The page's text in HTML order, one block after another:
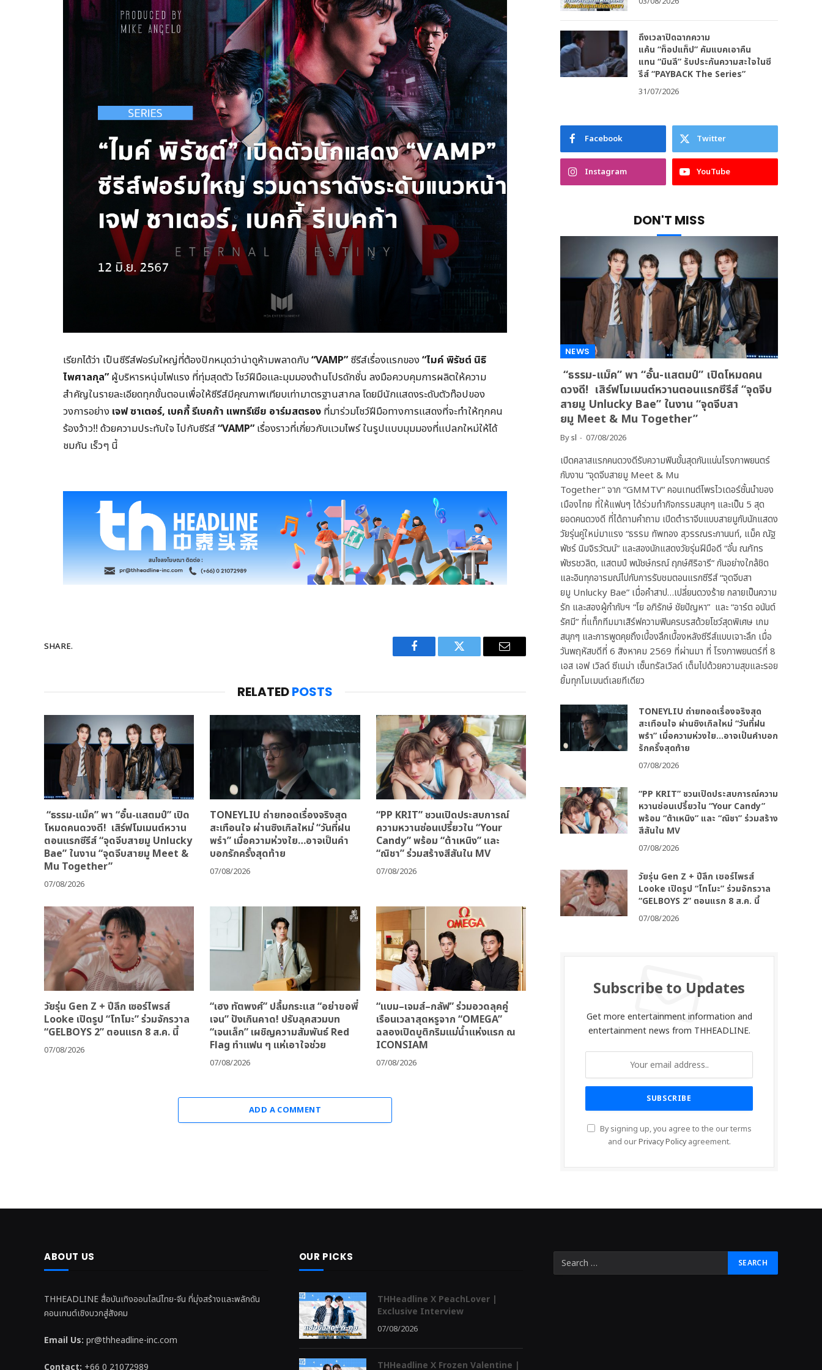
เรียกได้ว่า เป็นซีรีส์ฟอร์มใหญ่ที่ต้องปักหมุดว่าน่าดูห้ามพลาดกับ“VAMP” ซีรีส์เรื่องแรกของ“ไมค์ พิรัชต์ นิธิ
ไพศาลกุล” ผู้บริหารหนุ่มไฟแรง ที่ทุ่มสุดตัว โชว์ฝีมือและมุมมองด้านโปรดักชั่น ลงมือควบคุมการผลิตให้ความ
สำคัญในรายละเอียดทุกขั้นตอนเพื่อให้ซีรีส์มีคุณภาพเทียบเท่ามาตรฐานสากล โดยมีนักแสดงระดับตัวท๊อปของ
วงการอย่าง เจฟ ซาเตอร์, เบคกี้ รีเบคก้า แพทรีเซีย อาร์มสตรอง ที่มาร่วมโชว์ฝีมือทางการแสดงที่จะทำให้ทุกคน
ร้องว้าว!! ด้วยความประทับใจ ไปกับซีรีส์“VAMP” เรื่องราวที่เกี่ยวกับแวมไพร์ ในรูปแบบมุมมองที่แปลกใหม่ให้ได้
ชมกัน เร็วๆ นี้
SHARE.
Facebook Twitter Email
RELATEDPOSTS
“ธรรม-แม็ค” พา “อั๋น-แสตมป์” เปิด
โหมดคนดวงดี! เสิร์ฟโมเมนต์หวาน
ตอนแรกซีรีส์ “จุดจีบสายมู Unlucky
Bae” ในงาน “จุดจีบสายมู Meet &
Mu Together”
07/08/2026
TONEYLIU ถ่ายทอดเรื่องจริงสุด
สะเทือนใจ ผ่านซิงเกิลใหม่ “วันที่ฝน
พรำ” เมื่อความห่วงใย…อาจเป็นคำ
บอกรักครั้งสุดท้าย
07/08/2026
“PP KRIT” ชวนเปิดประสบการณ์
ความหวานซ่อนเปรี้ยวใน “Your
Candy” พร้อม “ต้าเหนิง” และ
“ณิชา” ร่วมสร้างสีสันใน MV
07/08/2026
วัยรุ่น Gen Z + ปีลึก เซอร์ไพรส์
Looke เปิดรูป “โทโมะ” ร่วมจักรวาล
“GELBOYS 2” ตอนแรก 8 ส.ค. นี้
07/08/2026
“เฮง ทัตพงศ์” ปลื้มกระแส “อย่าขอพี่
เจน” ปังเกินคาด! ปรับลุคสวมบท
“เจนเล็ก” เผชิญความสัมพันธ์ Red
Flag ทำแฟน ๆ แห่เอาใจช่วย
07/08/2026
“แบม–เจมส์–กลัฟ” ร่วมอวดลุคคู่
เรือนเวลาสุดหรูจาก “OMEGA”
ฉลองเปิดบูติกริมแม่น้ำแห่งแรก ณ
ICONSIAM
07/08/2026
ADD A COMMENT
ถึงเวลาปิดฉากความ
แค้น “ท็อปแท็ป” คัมแบคเอาคืน
แทน “มินลี” รับประกันความสะใจในซี
รีส์ “PAYBACK The Series”
31/07/2026
Facebook Twitter
Instagram YouTube
DON'T MISS
NEWS
“ธรรม-แม็ค” พา “อั๋น-แสตมป์” เปิดโหมดคน
ดวงดี! เสิร์ฟโมเมนต์หวานตอนแรกซีรีส์ “จุดจีบ
สายมู Unlucky Bae” ในงาน “จุดจีบสา
ยมู Meet & Mu Together”
Bysl 07/08/2026
เปิดคลาสแรกคนดวงดีรับความฟินขั้นสุดกันแน่นโรงภาพยนตร์
กับงาน “จุดจีบสายมู Meet & Mu
Together” จาก “GMMTV” คอนเทนต์โพรไวเดอร์ชั้นนำของ
เมืองไทย ที่ให้แฟนๆ ได้ร่วมทำกิจกรรมสนุกๆ และเป็น 5 สุด
ยอดคนดวงดี ที่ได้ถามคำถาม เปิดตำราจีบแบบสายมูกับนักแสดง
วัยรุ่นคู่ใหม่มาแรง “ธรรม ทัพทอง สุวรรณระกานนท์, แม็ค ณัฐ
พัชร์ นิมจิรวัฒน์” และสองนักแสดงวัยรุ่นฝีมือดี “อั๋น ณภัทร
พัชรชวลิต, แสตมป์ พนัชษ์กรณ์ ฤกษ์ศิริอารี” กันอย่างใกล้ชิด
และอินทุกอารมณ์ไปกับการรับชมตอนแรกซีรีส์ “จุดจีบสา
ยมู Unlucky Bae” เมื่อคำสาป…เปลี่ยนดวงร้าย กลายเป็นความ
รัก และสองผู้กำกับฯ “โย อภิรักษ์ ชัยปัญหา” และ “อาร์ต อนันต์
รัศมี” ที่แท็กทีมมาเสิร์ฟความฟินครบรสด้วยโชว์สุดพิเศษ เกม
สนุกๆ และการพูดคุยถึงเบื้องลึกเบื้องหลังซีรีส์แบบเจาะลึก เมื่อ
วันพฤหัสบดีที่ 6 สิงหาคม 2569 ที่ผ่านมา ที่ โรงภาพยนตร์ที่ 8
เอส เอฟ เวิลด์ ซีเนม่า เซ็นทรัลเวิลด์ เต็มไปด้วยความสุขและรอย
ยิ้มทุกโมเมนต์เลยทีเดียว
TONEYLIU ถ่ายทอดเรื่องจริงสุด
สะเทือนใจ ผ่านซิงเกิลใหม่ “วันที่ฝน
พรำ” เมื่อความห่วงใย…อาจเป็นคำบอก
รักครั้งสุดท้าย
07/08/2026
“PP KRIT” ชวนเปิดประสบการณ์ความ
หวานซ่อนเปรี้ยวใน “Your Candy”
พร้อม “ต้าเหนิง” และ “ณิชา” ร่วมสร้าง
สีสันใน MV
07/08/2026
วัยรุ่น Gen Z + ปีลึก เซอร์ไพรส์
Looke เปิดรูป “โทโมะ” ร่วมจักรวาล
“GELBOYS 2” ตอนแรก 8 ส.ค. นี้
07/08/2026
Subscribe to Updates
Get more entertainment information and
entertainment news from THHEADLINE.
By signing up, you agree to the our terms
and ourPrivacy Policyagreement.
ABOUT US
THHEADLINE สื่อบันเทิงออนไลน์ไทย-จีน ที่มุ่งสร้างและพลักดัน
คอนเทนต์เชิงบวกสู่สังคม
Email Us: pr@thheadline-inc.com
Contact: +66 0 21072989
OUR PICKS
THHeadline X PeachLover |
Exclusive Interview
07/08/2026
THHeadline X Frozen Valentine |